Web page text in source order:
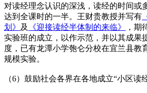
对读经理念认识的深浅，读经的时间或
达到全课时的一半。王财贵教授并写有
划》
及 《迎接读经半体制的来临》
，期
实验班的成立，以作示范，并以其成果
度，已有龙潭小学匏仑分校在宜兰县教
规模实验。
（6）鼓励社会各界在各地成立“小区读